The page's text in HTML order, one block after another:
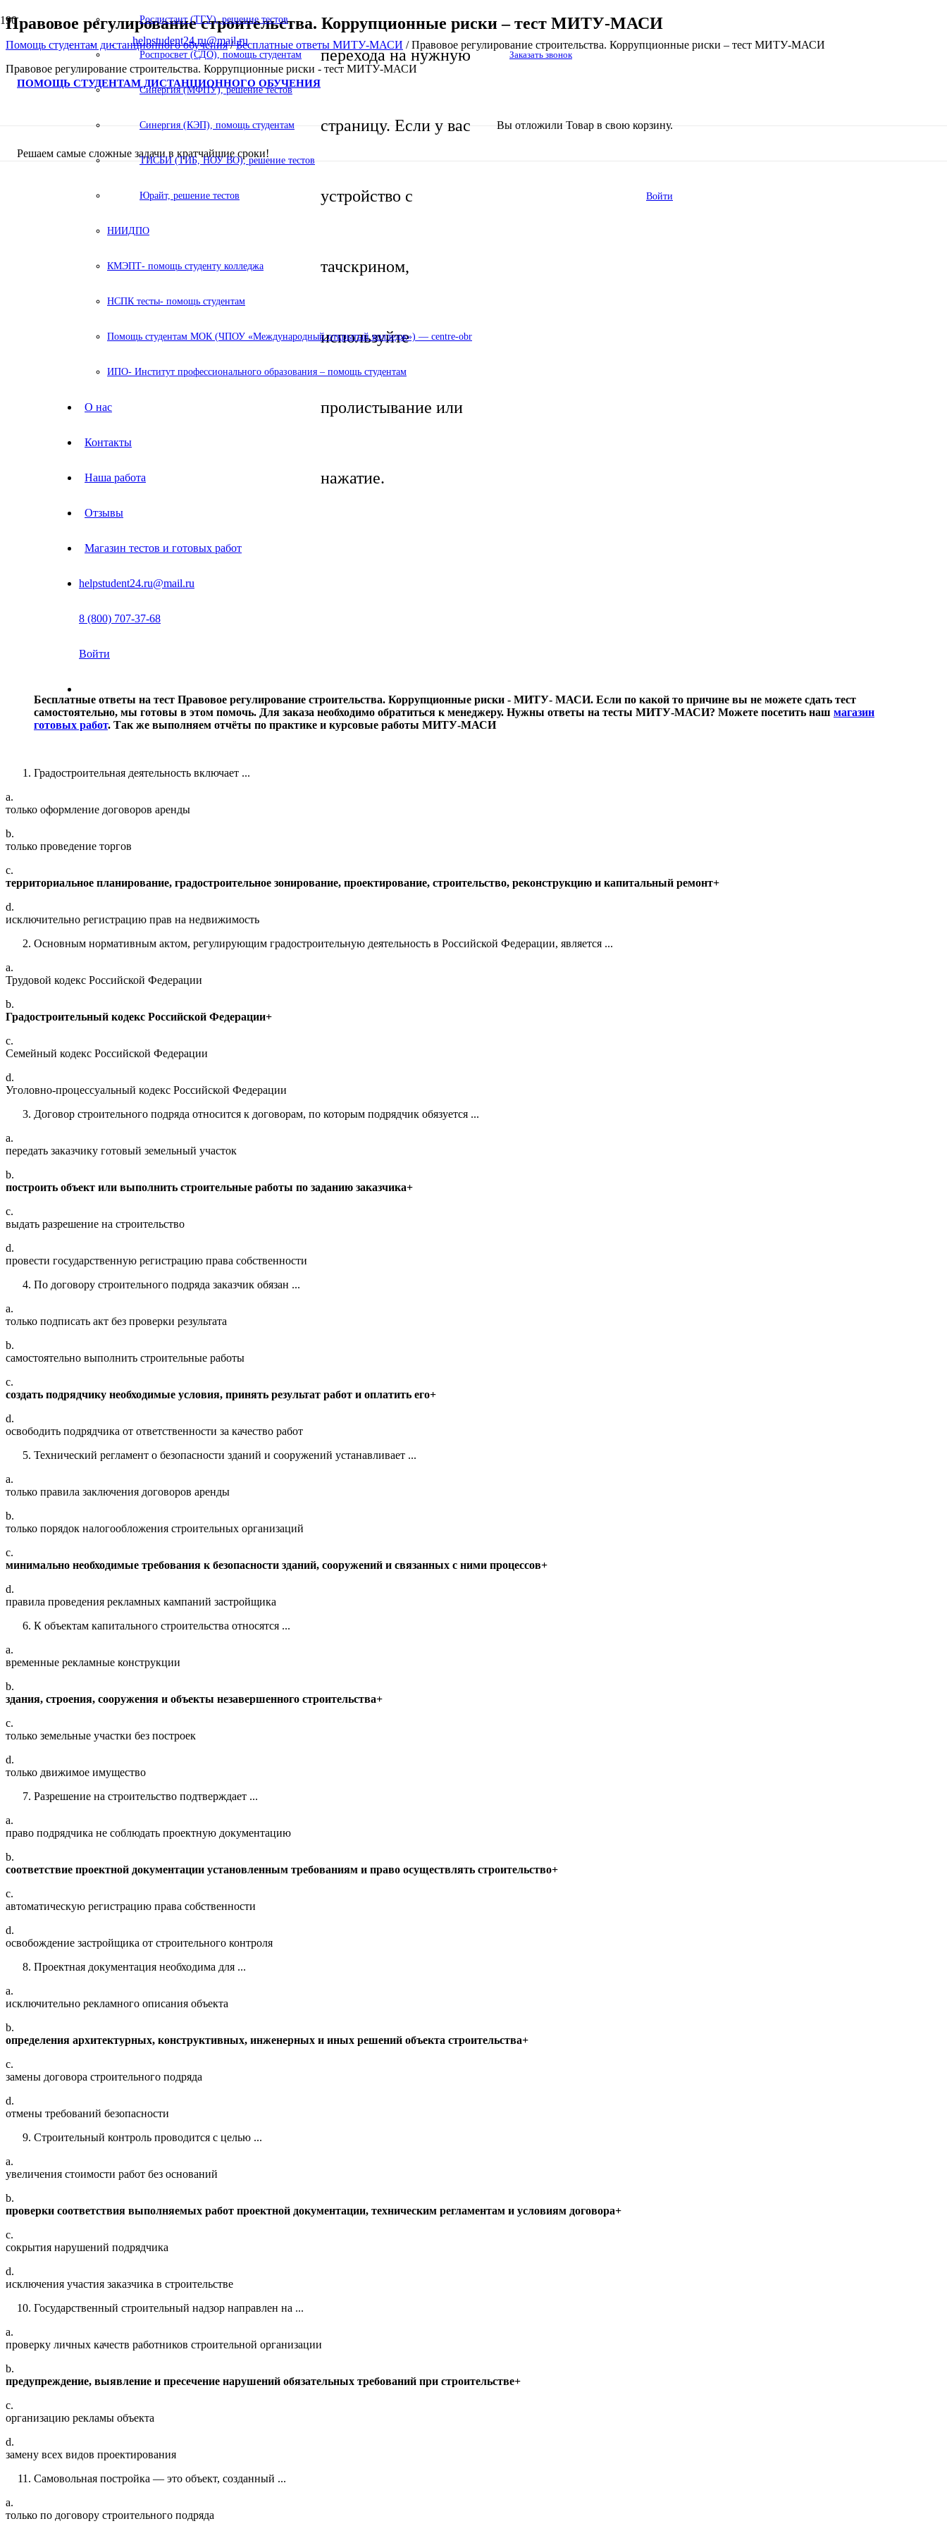
helpstudent24.ru@mail.ru
ПОМОЩЬ СТУДЕНТАМ ДИСТАНЦИОННОГО ОБУЧЕНИЯ
Решаем самые сложные задачи в кратчайшие сроки!
перехода на нужную
страницу. Если у вас
устройство с
тачскрином,
используйте
пролистывание или
нажатие.
Заказать звонок
Вы отложили Товар в свою корзину.
Войти
Росдистант (ТГУ), решение тестов
Роспросвет (СДО), помощь студентам
Синергия (МФПУ), решение тестов
Синергия (КЭП), помощь студентам
ТИСБИ (ТИБ, НОУ ВО), решение тестов
Юрайт, решение тестов
НИИДПО
КМЭПТ- помощь студенту колледжа
НСПК тесты- помощь студентам
Помощь студентам МОК (ЧПОУ «Международный открытый колледж») — centre-obr
ИПО- Институт профессионального образования – помощь студентам
О нас
Контакты
Наша работа
Отзывы
Магазин тестов и готовых работ
helpstudent24.ru@mail.ru
8 (800) 707-37-68
Войти
Правовое регулирование строительства. Коррупционные риски – тест МИТУ-МАСИ
Помощь студентам дистанционного обучения/Бесплатные ответы МИТУ-МАСИ /Правовое регулирование строительства. Коррупционные риски – тест МИТУ-МАСИ
Правовое регулирование строительства. Коррупционные риски - тест МИТУ-МАСИ
Бесплатные ответы на тест Правовое регулирование строительства. Коррупционные риски - МИТУ- МАСИ. Если по какой то причине вы не можете сдать тест
самостоятельно, мы готовы в этом помочь. Для заказа необходимо обратиться к менеджеру. Нужны ответы на тесты МИТУ-МАСИ? Можете посетить наш магазин
готовых работ. Так же выполняем отчёты по практике и курсовые работы МИТУ-МАСИ
Градостроительная деятельность включает ...
a.
только оформление договоров аренды
b.
только проведение торгов
c.
территориальное планирование, градостроительное зонирование, проектирование, строительство, реконструкцию и капитальный ремонт+
d.
исключительно регистрацию прав на недвижимость
Основным нормативным актом, регулирующим градостроительную деятельность в Российской Федерации, является ...
a.
Трудовой кодекс Российской Федерации
b.
Градостроительный кодекс Российской Федерации+
c.
Семейный кодекс Российской Федерации
d.
Уголовно-процессуальный кодекс Российской Федерации
Договор строительного подряда относится к договорам, по которым подрядчик обязуется ...
a.
передать заказчику готовый земельный участок
b.
построить объект или выполнить строительные работы по заданию заказчика+
c.
выдать разрешение на строительство
d.
провести государственную регистрацию права собственности
По договору строительного подряда заказчик обязан ...
a.
только подписать акт без проверки результата
b.
самостоятельно выполнить строительные работы
c.
создать подрядчику необходимые условия, принять результат работ и оплатить его+
d.
освободить подрядчика от ответственности за качество работ
Технический регламент о безопасности зданий и сооружений устанавливает ...
a.
только правила заключения договоров аренды
b.
только порядок налогообложения строительных организаций
c.
минимально необходимые требования к безопасности зданий, сооружений и связанных с ними процессов+
d.
правила проведения рекламных кампаний застройщика
К объектам капитального строительства относятся ...
a.
временные рекламные конструкции
b.
здания, строения, сооружения и объекты незавершенного строительства+
c.
только земельные участки без построек
d.
только движимое имущество
Разрешение на строительство подтверждает ...
a.
право подрядчика не соблюдать проектную документацию
b.
соответствие проектной документации установленным требованиям и право осуществлять строительство+
c.
автоматическую регистрацию права собственности
d.
освобождение застройщика от строительного контроля
Проектная документация необходима для ...
a.
исключительно рекламного описания объекта
b.
определения архитектурных, конструктивных, инженерных и иных решений объекта строительства+
c.
замены договора строительного подряда
d.
отмены требований безопасности
Строительный контроль проводится с целью ...
a.
увеличения стоимости работ без оснований
b.
проверки соответствия выполняемых работ проектной документации, техническим регламентам и условиям договора+
c.
сокрытия нарушений подрядчика
d.
исключения участия заказчика в строительстве
Государственный строительный надзор направлен на ...
a.
проверку личных качеств работников строительной организации
b.
предупреждение, выявление и пресечение нарушений обязательных требований при строительстве+
c.
организацию рекламы объекта
d.
замену всех видов проектирования
Самовольная постройка — это объект, созданный ...
a.
только по договору строительного подряда